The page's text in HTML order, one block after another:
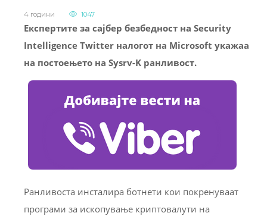
4 години 1047
Експертите за сајбер безбедност на Security
Intelligence Twitter налогот на Microsoft укажаа
на постоењето на Sysrv-K ранливост.
Ранливоста инсталира ботнети кои покренуваат
програми за ископување криптовалути на